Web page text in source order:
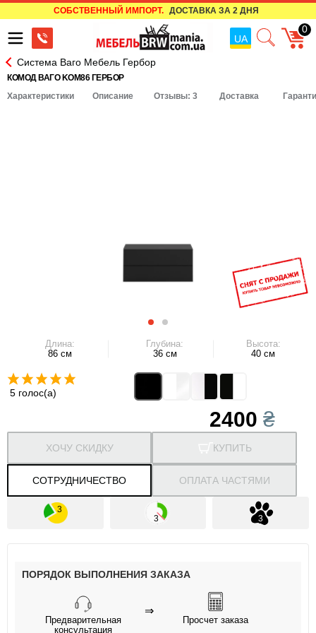
СОБСТВЕННЫЙ ИМПОРТ. ДОСТАВКА ЗА 2 ДНЯ
UA
0
Система Ваго Мебель Гербор
КОМОД ВАГО KOM86 ГЕРБОР
Характеристики
Описание Отзывы: 3 Доставка
Длина:
86 см
Глубина:
36 см
Высота:
40 см
5 голос(а)
2400₴
КУПИТЬ
СОТРУДНИЧЕСТВО
ХОЧУ СКИДКУ
ОПЛАТА ЧАСТЯМИ
ПОРЯДОК ВЫПОЛНЕНИЯ ЗАКАЗА
Предварительная
консультация
⇒
Просчет заказа